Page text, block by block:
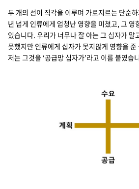
두 개의 선이 직각을 이루며 가로지르는 단순
년 넘게 인류에게 엄청난 영향을 미쳤고, 그 영
있습니다. 우리가 너무나 잘 아는 그 십자가 말
못했지만 인류에게 십자가 못지않게 영향을
저는 그것을 ‘공급망 십자가’라고 이름 붙였습